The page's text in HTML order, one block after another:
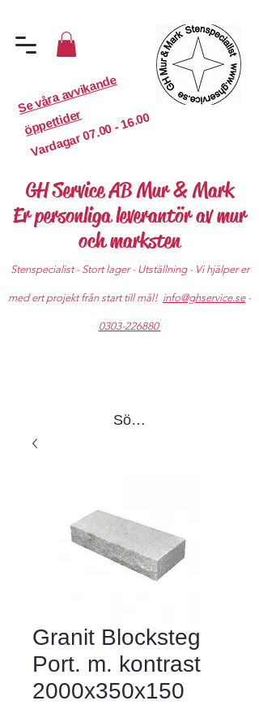
S
e
v
år
a
a
v
vi
k
a
n
d
e
ö
p
p
etti
d
er
Vardagar
07.00 - 16.00
GH Service AB Mur & Mark
Er personliga leverantör av mur
och marksten
Stenspecialist - Stort lager - Utställning - Vi hjälper er
med ert projekt från start till mål! info@ghservice.se-
0303-226880
Sök produkter
Granit Blocksteg
Port. m. kontrast
2000x350x150